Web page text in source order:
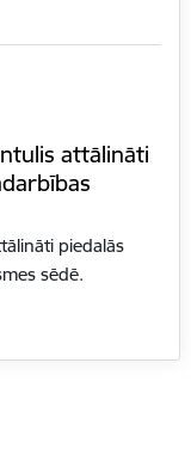
attālināti
piedalās
sēdē.